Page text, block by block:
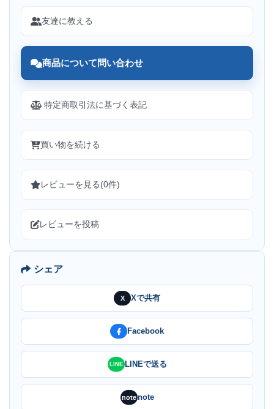
友達に教える
商品について問い合わせ
特定商取引法に基づく表記
買い物を続ける
レビューを見る(0件)
レビューを投稿
シェア
X Xで共有
Facebook
LINE LINEで送る
notenote